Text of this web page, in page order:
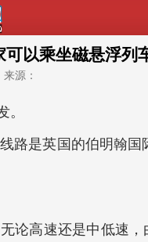
以乘坐磁悬浮列
来源：
是英国的伯明翰国
高速还是中低速